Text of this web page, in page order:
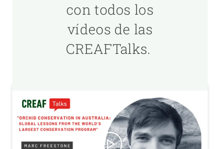
con todos los
vídeos de las
CREAFTalks.